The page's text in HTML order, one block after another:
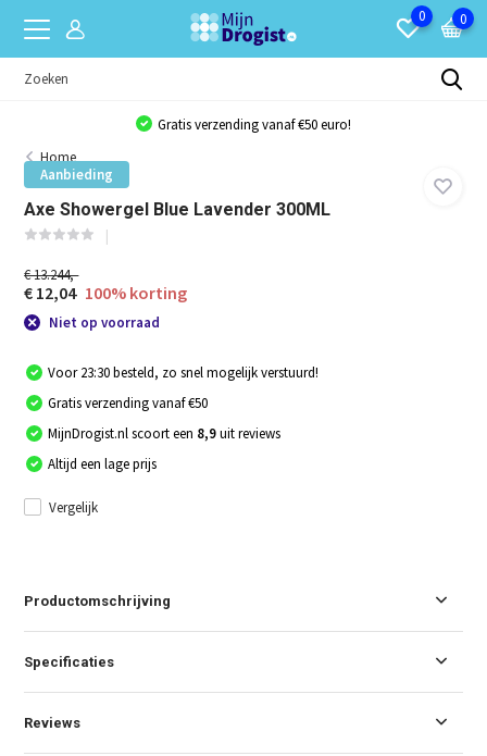
0 0
Gratis verzending vanaf €50 euro!
Home
Aanbieding
Axe Showergel Blue Lavender 300ML
€ 13.244,-
€ 12,04 100% korting
Niet op voorraad
Voor 23:30 besteld, zo snel mogelijk verstuurd!
Gratis verzending vanaf €50
MijnDrogist.nl scoort een 8,9uit reviews
Altijd een lage prijs
Vergelijk
Productomschrijving
Specificaties
Reviews